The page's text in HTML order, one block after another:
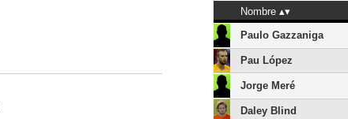
Nombre
Paulo Gazzaniga
Pau López
Jorge Meré
Daley Blind